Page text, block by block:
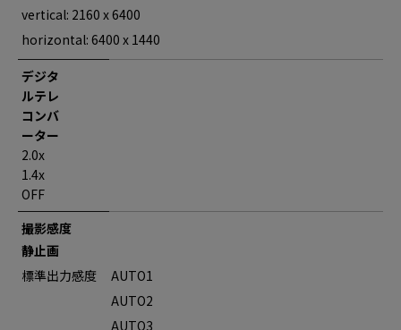
vertical: 2160 x 6400
horizontal: 6400 x 1440
デジタ
ルテレ
コンバ
ーター
2.0x
1.4x
OFF
撮影感度
静止画
標準出力感度
AUTO1
AUTO2
AUTO3